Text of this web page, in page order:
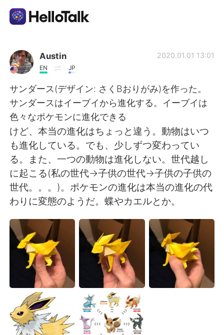
語学交換アプリ
AI Grammar Checker
日本語
English 简体中文
繁體中文 Español
العربية Français
Deutsch
Русский ไทย
Indonesia Italiano
Türkçe Tiếng Việt
Português
Austin
EN JP
2020.01.01 13:01
サンダース(デザイン: さくBおりがみ)を作った。
サンダースはイーブイから進化する。イーブイは
色々なポケモンに進化できる
けど、本当の進化はちょっと違う。動物はいつ
も進化している。でも、少しずつ変わってい
る。また、一つの動物は進化しない。世代越し
に起こる(私の世代→子供の世代→子供の子供の
世代。。。)。ポケモンの進化は本当の進化の代
わりに変態のようだ。蝶やカエルとか。